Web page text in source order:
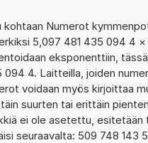
Numerot
5,097 481 435 094 4 ×
eksponenttiin,
4. Laitteilla, joiden
voidaan myös kirjoittaa
suurten tai erittäin
ei ole asetettu, esitetään
seuraavalta: 509 748 143